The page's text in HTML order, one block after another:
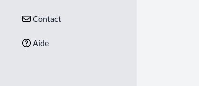
Contact
Aide